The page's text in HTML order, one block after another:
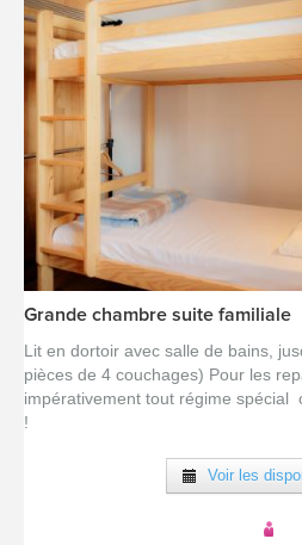
[voir la fiche
Grande chambre suite familiale
Lit en dortoir avec salle de bains,
pièces de 4 couchages) Pour les
impérativement tout régime spécial
!
Voir les